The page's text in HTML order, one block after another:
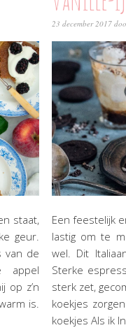
staat,
geur.
van de
appel
op z’n
is.
23 december 2017
Een feestelijk
lastig om te
wel. Dit
Sterke
sterk zet,
koekjes
koekjes Als ik